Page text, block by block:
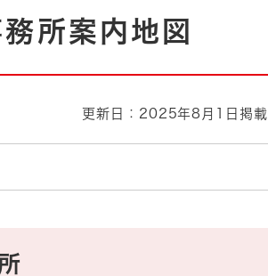
ィ・ボラン
市役所・施設の案内
所案内地図
更新日：2025年8月1日掲載